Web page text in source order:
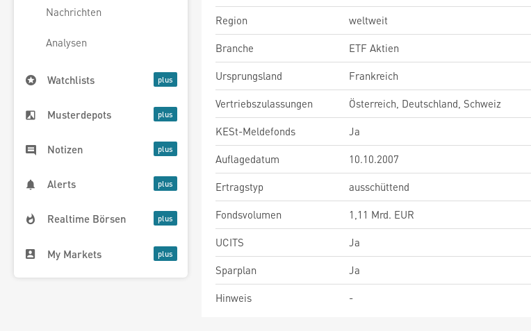
Nachrichten
Analysen
Watchlists
Musterdepots
Notizen
Alerts
Realtime Börsen
My Markets
Region
weltweit
Branche
ETF Aktien
Ursprungsland
Frankreich
Vertriebszulassungen
Österreich, Deutschland, Schweiz
KESt-Meldefonds
Ja
Auflagedatum
10.10.2007
Ertragstyp
ausschüttend
Fondsvolumen
1,11 Mrd. EUR
UCITS
Ja
Sparplan
Ja
Hinweis
-